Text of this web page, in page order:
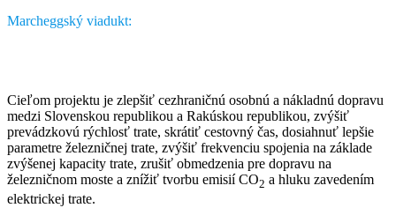
Marcheggský viadukt:
Cieľom projektu je zlepšiť cezhraničnú osobnú a nákladnú dopravu
medzi Slovenskou republikou a Rakúskou republikou, zvýšiť
prevádzkovú rýchlosť trate, skrátiť cestovný čas, dosiahnuť lepšie
parametre železničnej trate, zvýšiť frekvenciu spojenia na základe
zvýšenej kapacity trate, zrušiť obmedzenia pre dopravu na
železničnom moste a znížiť tvorbu emisií CO2 a hluku zavedením
elektrickej trate.